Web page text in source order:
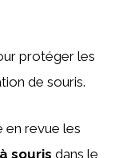
protéger les
de souris.
en revue les
souris dans le